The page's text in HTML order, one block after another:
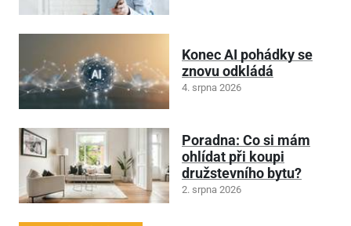
Konec AI pohádky se
znovu odkládá
4. srpna 2026
Poradna: Co si mám
ohlídat při koupi
družstevního bytu?
2. srpna 2026